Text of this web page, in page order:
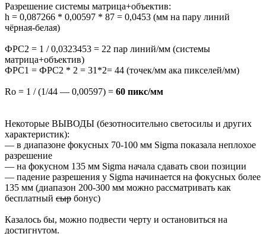
Разрешение системы матрица+объектив:
h = 0,087266 * 0,00597 * 87 = 0,0453 (мм на пару линий
чёрная-белая)
ФРС2 = 1 / 0,0323453 = 22 пар линий/мм (системы
матрица+объектив)
ФРС1 = ФРС2 * 2 = 31*2= 44 (точек/мм ака пикселей/мм)
Ro = 1 / (1/44 — 0,00597) = 60 пикс/мм
Некоторые ВЫВОДЫ (безотносительно светосилы и других
характеристик):
— в диапазоне фокусных 70-100 мм Sigma показала неплохое
разрешение
— на фокусном 135 мм Sigma начала сдавать свои позиции
— падение разрешения у Sigma начинается на фокусных более
135 мм (диапазон 200-300 мм можно рассматривать как
бесплатный сыр бонус)
Казалось бы, можно подвести черту и остановиться на
достигнутом.